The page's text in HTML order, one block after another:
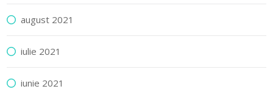
august 2021
iulie 2021
iunie 2021